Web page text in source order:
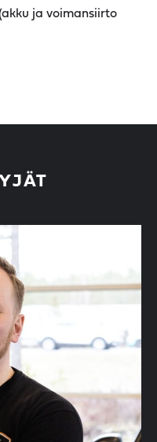
ja voimansiirto